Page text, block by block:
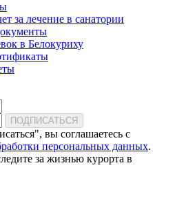
за лечение в санатории
в Белокуриху
ПОДПИСАТЬСЯ
вы соглашаетесь с
персональных данных.
за жизнью курорта в